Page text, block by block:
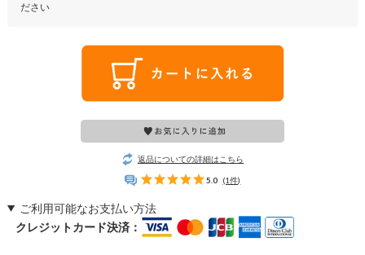
ださい
返品についての詳細はこちら
5.0 (1件)
ご利用可能なお支払い方法
クレジットカード決済：